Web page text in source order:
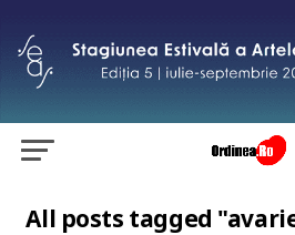
All posts tagged